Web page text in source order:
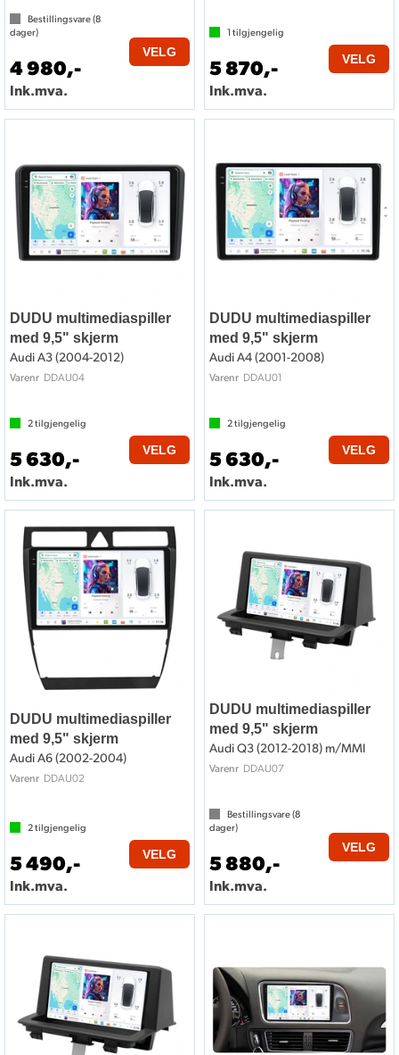
Bestillingsvare (8
dager)
4 980,-
Ink.mva.
VELG
1 tilgjengelig
5 870,-
Ink.mva.
VELG
DUDU multimediaspiller
med 9,5" skjerm
Audi A3 (2004-2012)
Varenr DDAU04
2tilgjengelig
5 630,-
Ink.mva.
VELG
DUDU multimediaspiller
med 9,5" skjerm
Audi A4 (2001-2008)
Varenr DDAU01
2tilgjengelig
5 630,-
Ink.mva.
VELG
DUDU multimediaspiller
med 9,5" skjerm
Audi A6 (2002-2004)
Varenr DDAU02
2tilgjengelig
5 490,-
Ink.mva.
VELG
DUDU multimediaspiller
med 9,5" skjerm
Audi Q3 (2012-2018) m/MMI
Varenr DDAU07
Bestillingsvare (8
dager)
5 880,-
Ink.mva.
VELG